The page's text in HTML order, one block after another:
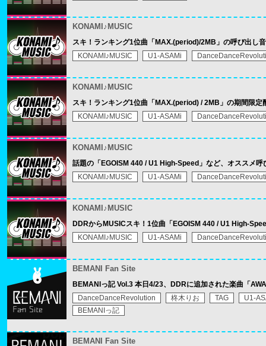
KONAMI♪MUSIC
スキ！ランキング1位曲「MAX.(period)/2MB」の呼び出し
KONAMI♪MUSIC
U1-ASAMi
KONAMI♪MUSIC
スキ！ランキング1位曲「MAX.(period) / 2MB」の期間限定
KONAMI♪MUSIC
U1-ASAMi
KONAMI♪MUSIC
話題の「EGOISM 440 / U1 High-Speed」など、オススメ呼
KONAMI♪MUSIC
U1-ASAMi
KONAMI♪MUSIC
DDRからMUSICスキ！1位曲「EGOISM 440 / U1 High-
KONAMI♪MUSIC
U1-ASAMi
BEMANI Fan Site
BEMANIっ記 Vol.3 本日4/23、DDRに追加された楽曲「
DanceDanceRevolution
柊木りお TAG
U1-
BEMANIっ記
BEMANI Fan Site